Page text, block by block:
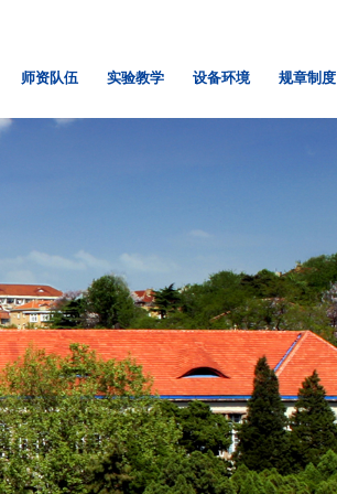
师资队伍 实验教学 设备环境 规章制度